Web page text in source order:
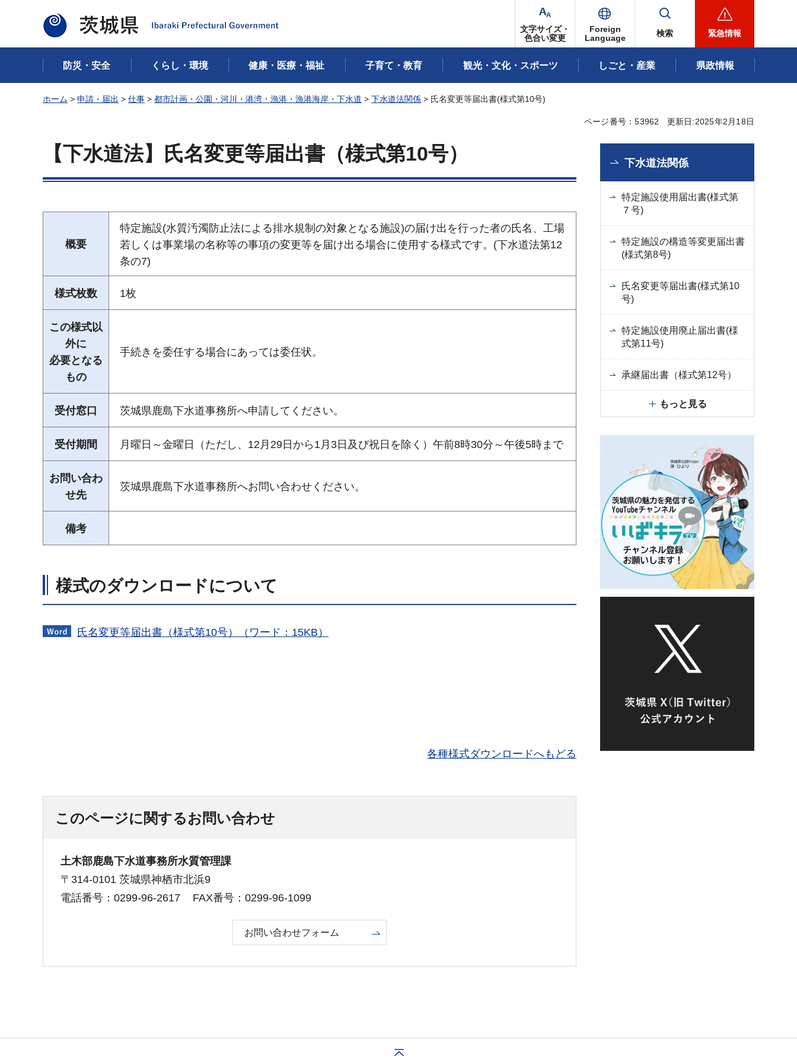
茨城県
文字サイズ・
色合い変更
Foreign
Language
検索 緊急情報
防災・安全 くらし・環境 健康・医療・福祉 子育て・教育 観光・文化・スポーツ しごと・産業 県政情報
ホーム > 申請・届出 > 仕事 > 都市計画・公園・河川・港湾・漁港・漁港海岸・下水道 > 下水道法関係 > 氏名変更等届出書(様式第10号)
ページ番号：53962 更新日:2025年2月18日
【下水道法】氏名変更等届出書（様式第10号）
概要
特定施設(水質汚濁防止法による排水規制の対象となる施設)の届け出を行った者の氏名、工場
若しくは事業場の名称等の事項の変更等を届け出る場合に使用する様式です。(下水道法第12
条の7)
様式枚数 1枚
この様式以
外に
必要となる
もの
手続きを委任する場合にあっては委任状。
受付窓口 茨城県鹿島下水道事務所へ申請してください。
受付期間 月曜日～金曜日（ただし、12月29日から1月3日及び祝日を除く）午前8時30分～午後5時まで
お問い合わ
せ先
茨城県鹿島下水道事務所へお問い合わせください。
備考
様式のダウンロードについて
氏名変更等届出書（様式第10号）（ワード：15KB）
各種様式ダウンロードへもどる
このページに関するお問い合わせ
土木部鹿島下水道事務所水質管理課
〒314-0101 茨城県神栖市北浜9
電話番号：0299-96-2617
FAX番号：0299-96-1099
お問い合わせフォーム
下水道法関係
特定施設使用届出書(様式第
７号)
特定施設の構造等変更届出書
(様式第8号)
氏名変更等届出書(様式第10
号)
特定施設使用廃止届出書(様
式第11号)
承継届出書（様式第12号）
もっと見る